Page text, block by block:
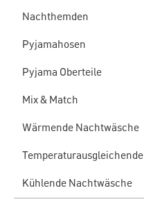
Nachthemden
Pyjamahosen
Pyjama Oberteile
Mix & Match
Wärmende Nachtwäsche
Kühlende Nachtwäsche